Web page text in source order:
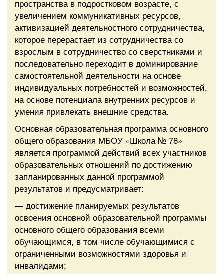
пространства в подростковом возрасте, с
увеличением коммуникативных ресурсов,
активизацией деятельностного сотрудничества,
которое перерастает из сотрудничества со
взрослым в сотрудничество со сверстниками и
последовательно переходит в доминирование
самостоятельной деятельности на основе
индивидуальных потребностей и возможностей,
на основе потенциала внутренних ресурсов и
умения привлекать внешние средства.
Основная образовательная программа основного
общего образования МБОУ «Школа № 78»
является программой действий всех участников
образовательных отношений по достижению
запланированных данной программой
результатов и предусматривает:
— достижение планируемых результатов
освоения основной образовательной программы
основного общего образования всеми
обучающимся, в том числе обучающимися с
ограниченными возможностями здоровья и
инвалидами;